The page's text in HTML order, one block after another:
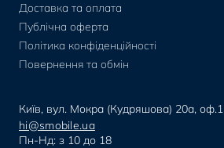
Доставка та оплата
Публічна оферта
Політика конфіденційності
Повернення та обмін
Київ, вул. Мокра (Кудряшова) 20а, оф.1
hi@smobile.ua
Пн-Нд: з 10 до 18